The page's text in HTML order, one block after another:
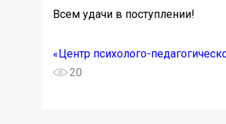
Всем удачи в поступлении!
«Центр психолого-
20